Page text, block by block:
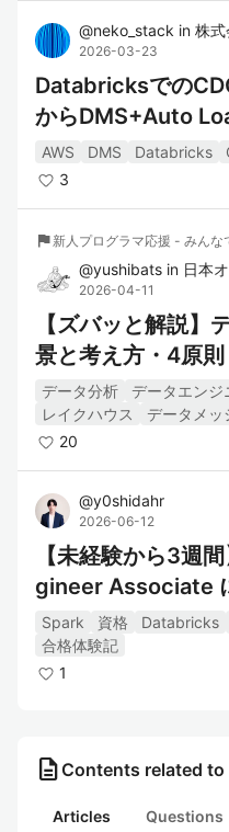
@neko_stack in 株式
2026-03-23
Databricksでの
からDMS+Auto
AWS DMS Databricks
3
flag 新人プログラマ応援 - みんな
@yushibats in 日本
2026-04-11
【ズバッと解説】
景と考え方・4原
データ分析 データエンジ
レイクハウス
データメッ
20
@y0shidahr
2026-06-12
【未経験から3週
gineer Associate
と出題傾向
Spark 資格 Databricks
合格体験記
1
description Contents related to
Articles Questions